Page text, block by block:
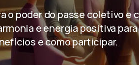
o poder do passe coletivo e
e energia positiva
e como participar.